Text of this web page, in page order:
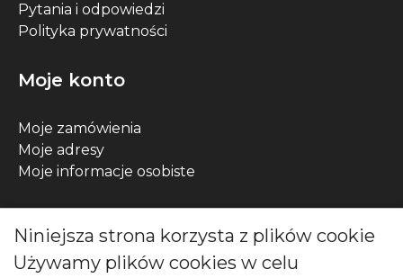
Pytania i odpowiedzi
Polityka prywatności
Moje konto
Moje zamówienia
Moje adresy
Moje informacje osobiste
ul. Wójcicka 12, 55-200 Bystrzyca, Polska
Niniejsza strona korzysta z plików cookie
Używamy plików cookies w celu